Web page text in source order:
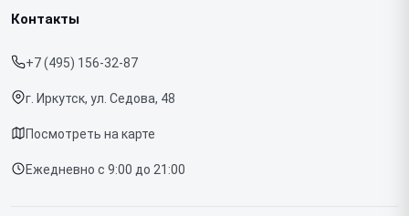
Срочный ремонт
Доставка и способы оплаты
Диагностика
Контакты
Ноутбуков
Контакты
+7 (495) 156-32-87
г. Иркутск, ул. Седова, 48
Посмотреть на карте
Ежедневно с 9:00 до 21:00